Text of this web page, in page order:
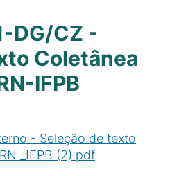
DG/CZ -
Coletânea
IFPB
- Seleção de texto
_IFPB (2).pdf